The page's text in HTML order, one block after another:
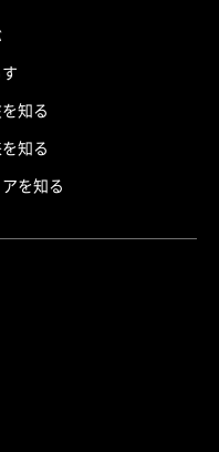
知る
知る
を知る